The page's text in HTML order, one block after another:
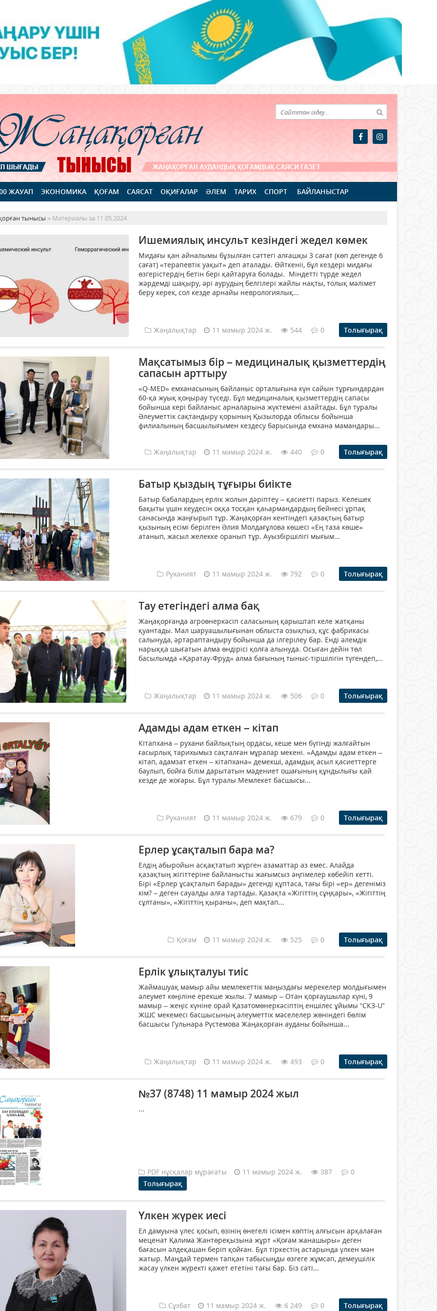
ЖАУАП ЭКОНОМИКА ҚОҒАМ САЯСАТ ОҚИҒАЛАР ӘЛЕМ ТАРИХ СПОРТ БАЙЛАНЫСТАР
тынысы » Материалы за 11.05.2024
Ишемиялық инсульт кезіндегі жедел көмек
Мидағы қан айналымы бұзылған сәттегі алғашқы 3 сағат (көп дегенде 6
сағат) «терапевтік уақыт» деп аталады. Өйткеніі, бұл кездері мидағы
өзгерістердің бетін бері қайтаруға болады. Міндетті түрде жедел
жәрдемді шақыру, әрі аурудың белгілері жайлы нақты, толық мәлімет
беру керек, сол кезде арнайы неврологиялық...
Жаңалықтар 11 мамыр 2024 ж. 544 0 Толығырақ
Мақсатымыз бір – медициналық қызметтердің
сапасын арттыру
«Q-MED» емханасының байланыс орталығына күн сайын тұрғындардан
60-қа жуық қоңырау түседі. Бұл медициналық қызметтердің сапасы
бойынша кері байланыс арналарына жүктемені азайтады. Бұл туралы
Әлеуметтік сақтандыру қорының Қызылорда облысы бойынша
филиалының басшылығымен кездесу барысында емхана мамандары...
Жаңалықтар 11 мамыр 2024 ж. 440 0 Толығырақ
Батыр қыздың тұғыры биікте
Батыр бабалардың ерлік жолын дәріптеу – қасиетті парыз. Келешек
бақыты үшін кеудесін оққа тосқан қаһармандардың бейнесі ұрпақ
санасында жаңғырып тұр. Жаңақорған кентіндегі қазақтың батыр
қызының есімі берілген Әлия Молдағұлова көшесі «Ең таза көше»
атанып, жасыл желекке оранып тұр. Ауызбіршілігі мығым...
Руханият 11 мамыр 2024 ж. 792 0 Толығырақ
Тау етегіндегі алма бақ
Жаңақорғанда агроөнеркәсіп саласының қарыштап келе жатқаны
қуантады. Мал шаруашылығынан облыста озықпыз, құс фабрикасы
салынуда, әртараптандыру бойынша да ілгерілеу бар. Енді әлемдік
нарыққа шығатын алма өндірісі қолға алынуда. Осыған дейін төл
басылымда «Қаратау-Фруд» алма бағының тыныс-тіршілігін түгендеп,...
Жаңалықтар 11 мамыр 2024 ж. 506 0 Толығырақ
Адамды адам еткен – кітап
Кітапхана – рухани байлықтың ордасы, кеше мен бүгінді жалғайтын
ғасырлық тарихымыз сақталған мұралар мекені. «Адамды адам еткен –
кітап, адамзат еткен – кітапхана» демекші, адамдық асыл қасиеттерге
баулып, бойға білім дарытатын мәдениет ошағының құндылығы қай
кезде де жоғары. Бұл туралы Мемлекет басшысы...
Руханият 11 мамыр 2024 ж. 679 0 Толығырақ
Ерлер ұсақталып бара ма?
Елдің абыройын асқақтатып жүрген азаматтар аз емес. Алайда
қазақтың жігіттеріне байланысты жағымсыз әңгімелер көбейіп кетті.
Бірі «Ерлер ұсақталып барады» дегенді құптаса, тағы бірі «ер» дегеніміз
кім? – деген сауалды алға тартады. Қазақта «Жігіттің сұңқары», «Жігіттің
сұлтаны», «Жігіттің қыраны», деп мақтап...
Қоғам 11 мамыр 2024 ж. 525 0 Толығырақ
Ерлік ұлықталуы тиіс
Жаймашуақ мамыр айы мемлекеттік маңыздағы мерекелер молдығымен
әлеумет көңіліне ерекше жылы. 7 мамыр – Отан қорғаушылар күні, 9
мамыр – жеңіс күніне орай Қазатомөнеркәсіптің еншілес ұйымы “СКЗ-U”
ЖШС мекемесі басшысының әлеуметтік мәселелер жөніндегі бөлім
басшысы Гульнара Рүстемова Жаңақорған ауданы бойынша...
Жаңалықтар 11 мамыр 2024 ж. 493 0 Толығырақ
№37 (8748) 11 мамыр 2024 жыл
...
PDF нұсқалар мұрағаты 11 мамыр 2024 ж. 387
0
Толығырақ
Үлкен жүрек иесі
Ел дамуына үлес қосып, өзінің өнегелі ісімен көптің алғысын арқалаған
меценат Қалима Жантөреқызына жұрт «Қоғам жанашыры» деген
бағасын әлдеқашан беріп қойған. Бұл тіркестің астарында үлкен мән
жатыр. Маңдай термен тапқан табысыңды өзгеге жұмсап, демеушілік
жасау үлкен жүректі қажет ететіні тағы бар. Біз сәті...
Сұхбат 11 мамыр 2024 ж. 6 249 0 Толығырақ